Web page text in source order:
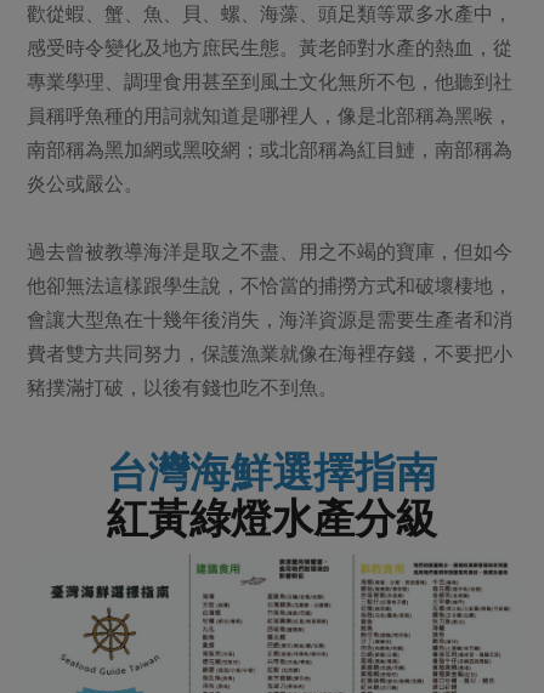
歡從蝦、蟹、魚、貝、螺、海藻、頭足類等眾多水產中，
感受時令變化及地方庶民生態。黃老師對水產的熱血，從
專業學理、調理食用甚至到風土文化無所不包，他聽到社
員稱呼魚種的用詞就知道是哪裡人，像是北部稱為黑喉，
南部稱為黑加網或黑咬網；或北部稱為紅目鰱，南部稱為
炎公或嚴公。
過去曾被教導海洋是取之不盡、用之不竭的寶庫，但如今
他卻無法這樣跟學生說，不恰當的捕撈方式和破壞棲地，
會讓大型魚在十幾年後消失，海洋資源是需要生產者和消
費者雙方共同努力，保護漁業就像在海裡存錢，不要把小
豬撲滿打破，以後有錢也吃不到魚。
台灣海鮮選擇指南
紅黃綠燈水產分級